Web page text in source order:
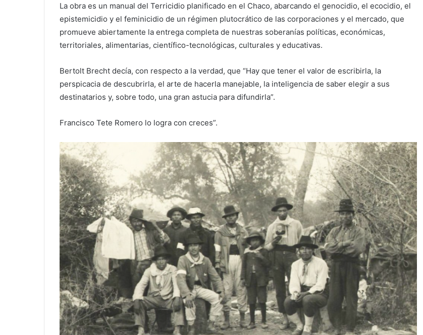
La obra es un manual del Terricidio planificado en el Chaco, abarcando el genocidio, el ecocidio, el
epistemicidio y el feminicidio de un régimen plutocrático de las corporaciones y el mercado, que
promueve abiertamente la entrega completa de nuestras soberanías políticas, económicas,
territoriales, alimentarias, científico-tecnológicas, culturales y educativas.
Bertolt Brecht decía, con respecto a la verdad, que “Hay que tener el valor de escribirla, la
perspicacia de descubrirla, el arte de hacerla manejable, la inteligencia de saber elegir a sus
destinatarios y, sobre todo, una gran astucia para difundirla”.
Francisco Tete Romero lo logra con creces”.